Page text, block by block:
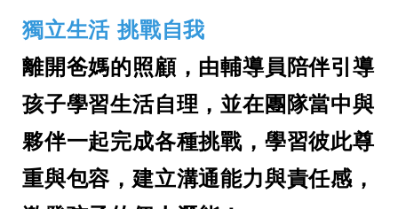
獨立生活 挑戰自我
離開爸媽的照顧，由輔導員陪伴引導
孩子學習生活自理，並在團隊當中與
夥伴一起完成各種挑戰，學習彼此尊
重與包容，建立溝通能力與責任感，